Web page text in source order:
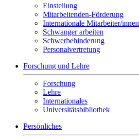
Einstellung
Mitarbeitenden-Förderung
Internationale Mitarbeiter/innen
Schwanger arbeiten
Schwerbehinderung
Personalvertretung
Forschung und Lehre
Forschung
Lehre
Internationales
Universitätsbibliothek
Persönliches